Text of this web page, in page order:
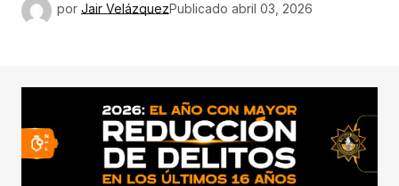
por Jair VelázquezPublicado abril 03, 2026